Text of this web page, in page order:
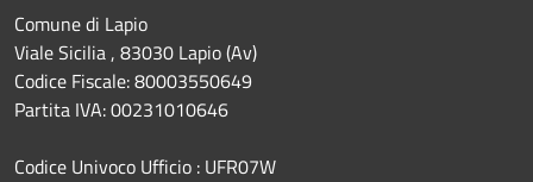
Comune di Lapio
Viale Sicilia , 83030 Lapio (Av)
Codice Fiscale: 80003550649
Partita IVA: 00231010646
Codice Univoco Ufficio : UFR07W